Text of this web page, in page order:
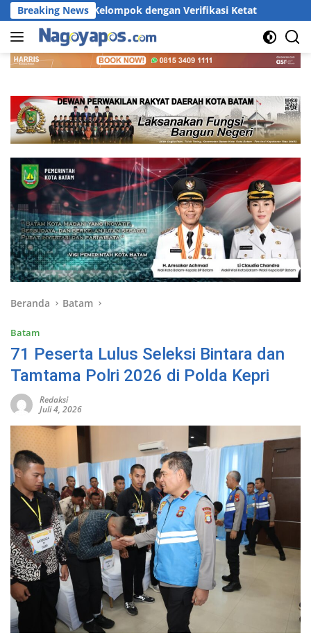
Langsung
ke
konten
Breaking News
dengan Verifikasi Ketat RSBP Batam Torehkan
Beranda Batam
Batam
71 Peserta Lulus Seleksi Bintara dan
Tamtama Polri 2026 di Polda Kepri
Redaksi
Juli 4, 2026